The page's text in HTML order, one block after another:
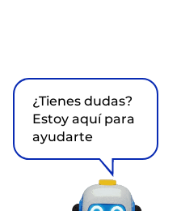
¿Tienes dudas?
Estoy aquí para
ayudarte